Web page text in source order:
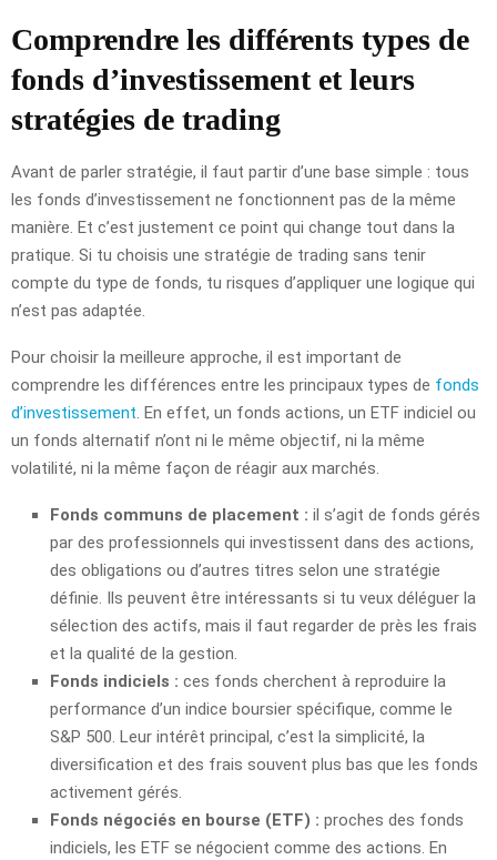
Comprendre les différents types de
fonds d’investissement et leurs
stratégies de trading
Avant de parler stratégie, il faut partir d’une base simple : tous
les fonds d’investissement ne fonctionnent pas de la même
manière. Et c’est justement ce point qui change tout dans la
pratique. Si tu choisis une stratégie de trading sans tenir
compte du type de fonds, tu risques d’appliquer une logique qui
n’est pas adaptée.
Pour choisir la meilleure approche, il est important de
comprendre les différences entre les principaux types de fonds
d’investissement . En effet, un fonds actions, un ETF indiciel ou
un fonds alternatif n’ont ni le même objectif, ni la même
volatilité, ni la même façon de réagir aux marchés.
Fonds communs de placement : il s’agit de fonds gérés
par des professionnels qui investissent dans des actions,
des obligations ou d’autres titres selon une stratégie
définie. Ils peuvent être intéressants si tu veux déléguer la
sélection des actifs, mais il faut regarder de près les frais
et la qualité de la gestion.
Fonds indiciels : ces fonds cherchent à reproduire la
performance d’un indice boursier spécifique, comme le
S&P 500. Leur intérêt principal, c’est la simplicité, la
diversification et des frais souvent plus bas que les fonds
activement gérés.
Fonds négociés en bourse (ETF) : proches des fonds
indiciels, les ETF se négocient comme des actions. En